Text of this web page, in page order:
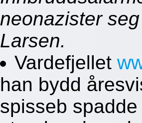
neonazister
Larsen.
Vardefjellet
han bydd
spisseb